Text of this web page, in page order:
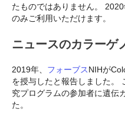
たものではありません。
のみご利用いただけます。
ニュースのカラーゲ
2019年、 フォーブスNIHが
を授与したと報告しました。
究プログラムの参加者に遺伝
た。